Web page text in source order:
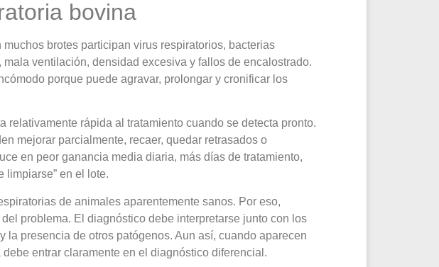
bovina
brotes participan virus respiratorios, bacterias
ventilación, densidad excesiva y fallos de encalostrado.
porque puede agravar, prolongar y cronificar los
rápida al tratamiento cuando se detecta pronto.
mejorar parcialmente, recaer, quedar retrasados o
en peor ganancia media diaria, más días de tratamiento,
limpiarse” en el lote.
de animales aparentemente sanos. Por eso,
problema. El diagnóstico debe interpretarse junto con los
presencia de otros patógenos. Aun así, cuando aparecen
entrar claramente en el diagnóstico diferencial.